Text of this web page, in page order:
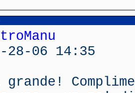
06 14:35
grande!